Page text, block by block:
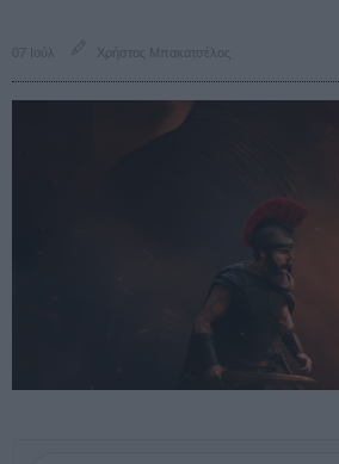
07 Ιούλ Χρήστος Μπακατσέλος